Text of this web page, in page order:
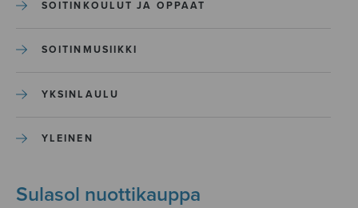
SOITINKOULUT JA OPPAAT
SOITINMUSIIKKI
YKSINLAULU
YLEINEN
Sulasol nuottikauppa